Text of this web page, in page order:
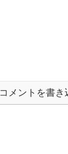
コメントを書き